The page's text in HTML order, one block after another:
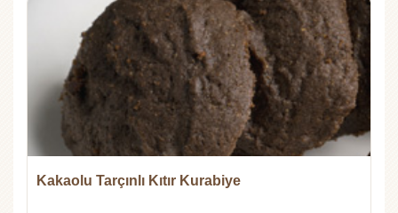
Kakaolu Tarçınlı Kıtır Kurabiye